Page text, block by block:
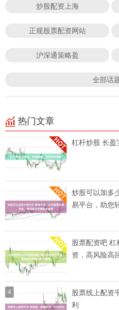
炒股配资上海
正规股票配资网站
沪深通策略盈
全部话
热门文章
杠杆炒股 长盈
炒股可以加多
易平台，助您
股票配资吧
资，高风险高
4
股票线上配资
利